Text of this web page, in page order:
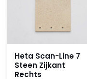
Heta Scan-Line 7
Steen Zijkant
Rechts